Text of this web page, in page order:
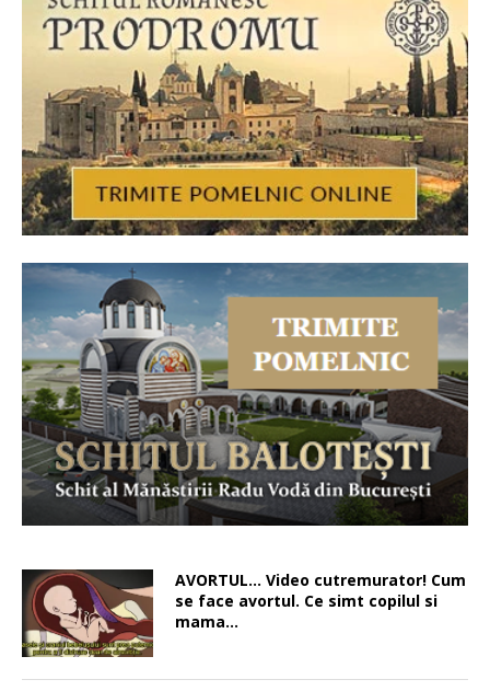
AVORTUL… Video cutremurator! Cum
se face avortul. Ce simt copilul si
mama…